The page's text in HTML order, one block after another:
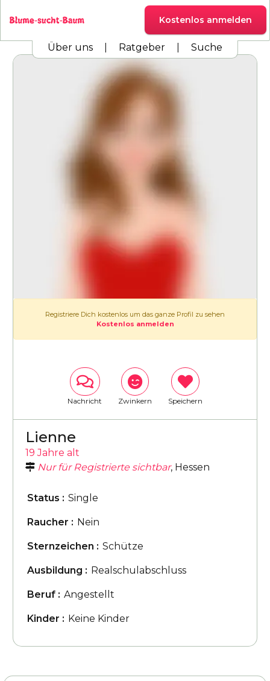
Kostenlos anmelden
Über uns Ratgeber Suche
Registriere Dich kostenlos um das ganze Profil zu sehen
Kostenlos anmelden
Nachricht Zwinkern Speichern
Lienne
19 Jahre alt
Nur für Registrierte sichtbar, Hessen
Status : Single
Raucher : Nein
Sternzeichen : Schütze
Ausbildung : Realschulabschluss
Beruf : Angestellt
Kinder : Keine Kinder